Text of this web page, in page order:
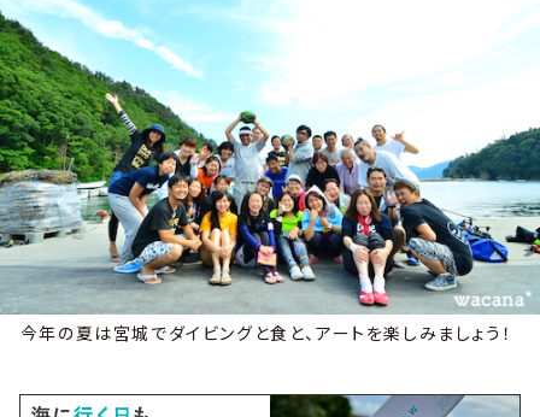
今年の夏は宮城でダイビングと食と、アートを楽しみましょう！